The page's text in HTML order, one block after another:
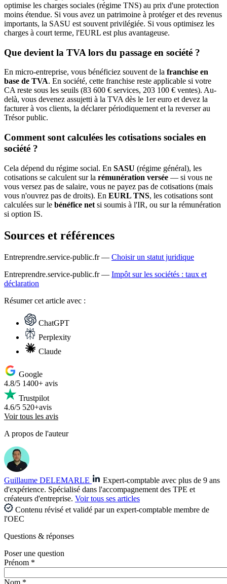
optimise les charges sociales (régime TNS) au prix d'une protection
moins étendue. Si vous avez un patrimoine à protéger et des revenus
importants, la SASU est souvent privilégiée. Si vous optimisez les
charges à court terme, l'EURL est plus avantageuse.
Que devient la TVA lors du passage en société ?
En micro-entreprise, vous bénéficiez souvent de la franchise en
base de TVA. En société, cette franchise reste applicable si votre
CA reste sous les seuils (83 600 € services, 203 100 € ventes). Au-
delà, vous devenez assujetti à la TVA dès le 1er euro et devez la
facturer à vos clients, la déclarer périodiquement et la reverser au
Trésor public.
Comment sont calculées les cotisations sociales en
société ?
Cela dépend du régime social. En SASU (régime général), les
cotisations se calculent sur la rémunération versée — si vous ne
vous versez pas de salaire, vous ne payez pas de cotisations (mais
vous n'ouvrez pas de droits). En EURL TNS, les cotisations sont
calculées sur le bénéfice net si soumis à l'IR, ou sur la rémunération
si option IS.
Sources et références
Entreprendre.service-public.fr — Choisir un statut juridique
Entreprendre.service-public.fr — Impôt sur les sociétés : taux et
déclaration
Résumercet article avec :
ChatGPT
Perplexity
Claude
Google
4.8/5 1400+ avis
Trustpilot
4.6/5 520+avis
Voir tous les avis
A propos de l'auteur
Guillaume DELEMARLE
Expert-comptable avec plus de 9 ans
d'expérience. Spécialisé dans l'accompagnement des TPE et
créateurs d'entreprise. Voir tous ses articles
Contenu révisé et validé par un expert-comptable membre de
l'OEC
Questions & réponses
Poser une question
Prénom *
Nom *